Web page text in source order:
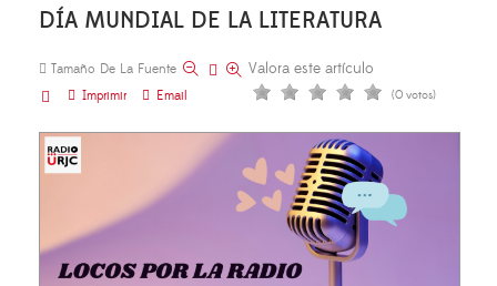
DÍA MUNDIAL DE LA LITERATURA
Tamaño De La Fuente
Imprimir
Email
Valora este artículo
(0 votos)